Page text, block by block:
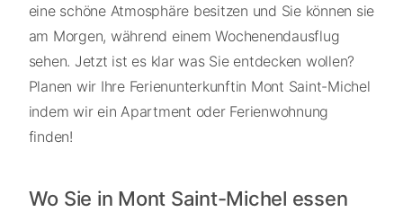
eine schöne Atmosphäre besitzen und Sie können sie
am Morgen, während einem Wochenendausflug
sehen. Jetzt ist es klar was Sie entdecken wollen?
Planen wir Ihre Ferienunterkunftin Mont Saint-Michel
indem wir ein Apartment oder Ferienwohnung
finden!
Wo Sie in Mont Saint-Michel essen